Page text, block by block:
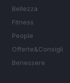
Bellezza
Fitness
People
Offerte&Consigli
Benessere